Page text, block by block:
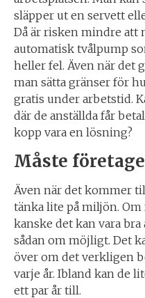
släpper ut en servett
Då är risken mindre att
automatisk tvålpump
heller fel. Även när det
man sätta gränser för
gratis under arbetstid.
där de anställda får
kopp vara en lösning?
Måste
Även när det kommer
tänka lite på miljön.
kanske det kan vara
sådan om möjligt. Det
över om det verkligen
varje år. Ibland kan de
ett par år till.